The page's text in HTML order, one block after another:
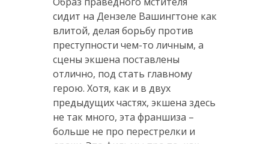
сидит на Дензеле Вашингтоне как
влитой, делая борьбу против
преступности чем-то личным, а
сцены экшена поставлены
отлично, под стать главному
герою. Хотя, как и в двух
предыдущих частях, экшена здесь
не так много, эта франшиза –
больше не про перестрелки и